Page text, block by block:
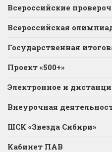
Всероссийские
Всероссийская
Государственная
Проект «500+»
Электронное и
Внеурочная
ШСК «Звезда Сибири»
Кабинет ПАВ